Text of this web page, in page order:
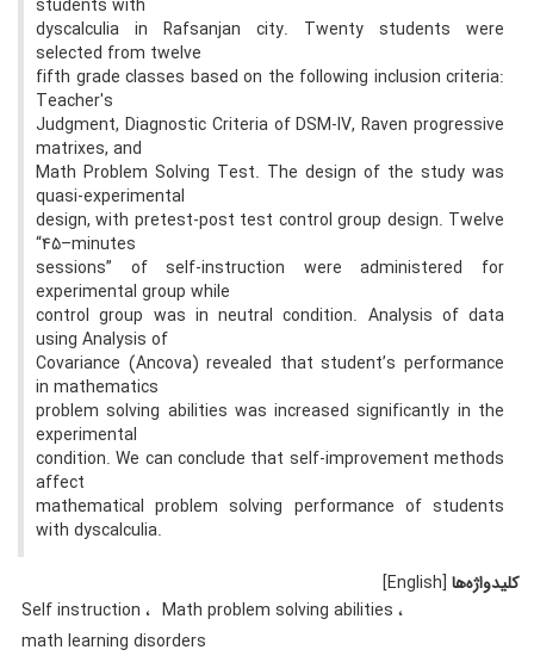
students with
dyscalculia in Rafsanjan city. Twenty students were
selected from twelve
fifth grade classes based on the following inclusion criteria:
Teacher's
Judgment, Diagnostic Criteria of DSM-IV, Raven progressive
matrixes, and
Math Problem Solving Test. The design of the study was
quasi-experimental
design, with pretest-post test control group design. Twelve
“45–minutes
sessions” of self-instruction were administered for
experimental group while
control group was in neutral condition. Analysis of data
using Analysis of
Covariance (Ancova) revealed that student’s performance
in mathematics
problem solving abilities was increased significantly in the
experimental
condition. We can conclude that self-improvement methods
affect
mathematical problem solving performance of students
with dyscalculia.
کلیدواژه‌ها [English]
Self instruction
Math problem solving abilities
math learning disorders